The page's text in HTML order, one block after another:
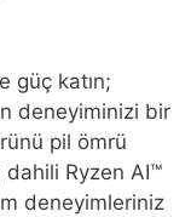
güç katın;
deneyiminizi bir
pil ömrü
Ryzen AI™
deneyimleriniz